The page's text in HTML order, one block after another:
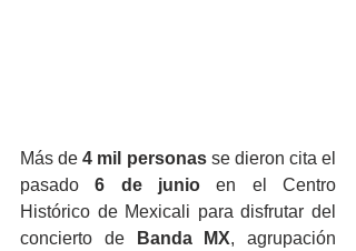
Más de 4 mil personas se dieron cita el
pasado 6 de junio en el Centro
Histórico de Mexicali para disfrutar del
concierto de
Banda MX, agrupación